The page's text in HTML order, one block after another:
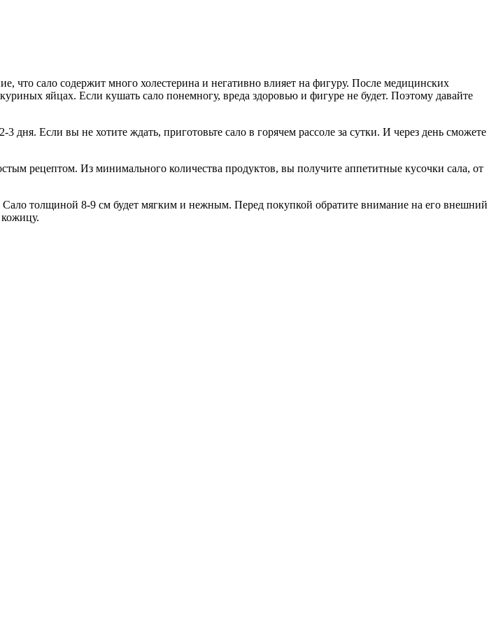
что сало содержит много холестерина и негативно влияет на фигуру. После медицинских
яйцах. Если кушать сало понемногу, вреда здоровью и фигуре не будет. Поэтому давайте
дня. Если вы не хотите ждать, приготовьте сало в горячем рассоле за сутки. И через день сможете
рецептом. Из минимального количества продуктов, вы получите аппетитные кусочки сала, от
толщиной 8-9 см будет мягким и нежным. Перед покупкой обратите внимание на его внешний